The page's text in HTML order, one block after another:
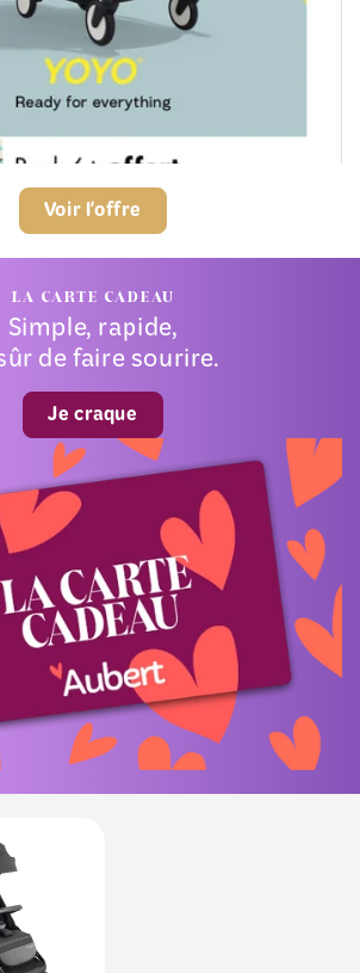
Voir l'offre
LA CARTE CADEAU
Simple, rapide,
de faire sourire.
Je craque